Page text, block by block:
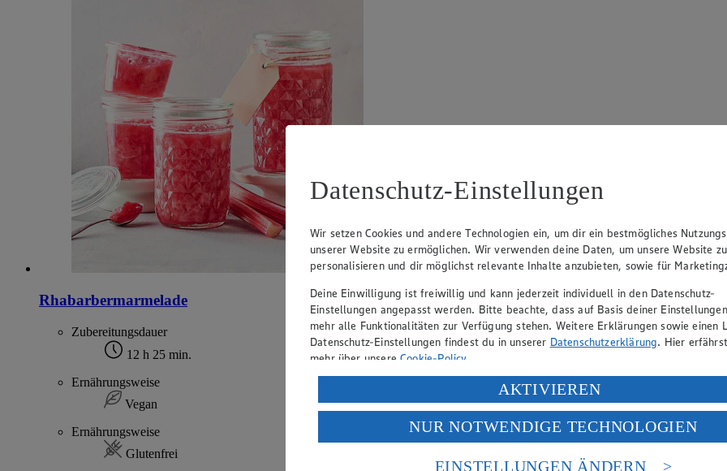
Rhabarbermarmelade
Zubereitungsdauer
12 h 25 min.
Ernährungsweise
Vegan
Ernährungsweise
Glutenfrei
Datenschutz-Einstellungen
Wir setzen Cookies und andere Technologien ein, um dir ein bestmögliches
unserer Website zu ermöglichen. Wir verwenden deine Daten, um unsere Website zu
personalisieren und dir möglichst relevante Inhalte anzubieten, sowie für
Deine Einwilligung ist freiwillig und kann jederzeit individuell in den Datenschutz-
Einstellungen angepasst werden. Bitte beachte, dass auf Basis deiner
mehr alle Funktionalitäten zur Verfügung stehen. Weitere Erklärungen sowie einen
Datenschutz-Einstellungen findest du in unserer Datenschutzerklärung. Hier
mehr über unsereCookie-Policy.
Verarbeitung deiner personenbezogenen Daten in den USA durch Facebook und
Wenn du auf „Aktivieren“ klickst, willigst du im Sinne des Art. 49 Abs. 1 Satz 1 lit.
ein, dass deine Daten in den USA verarbeitet werden. Der EuGH sieht die USA als
einem nach europäischen Standards nicht angemessenen Datenschutzniveau an. Es
Risiko eines Zugriffs durch US-amerikanische Behörden.
AKTIVIEREN
NUR NOTWENDIGE TECHNOLOGIEN
EINSTELLUNGEN ÄNDERN